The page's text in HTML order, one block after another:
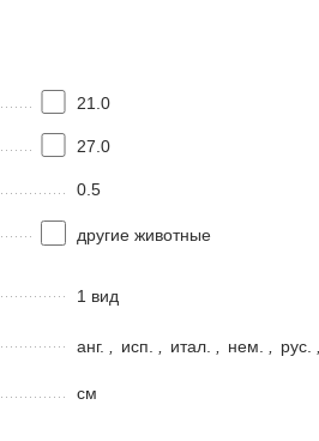
21.0
27.0
0.5
другие животные
1 вид
анг. исп. итал. нем. рус.
см